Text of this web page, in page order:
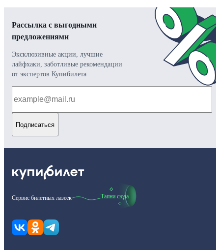
Рассылка с выгодными
предложениями
Эксклюзивные акции, лучшие
лайфхаки, заботливые рекомендации
от экспертов Купибилета
Подписаться
Сервис билетных лазеек Тапни сюда